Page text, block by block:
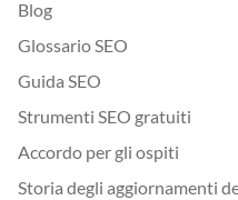
Blog
Glossario SEO
Guida SEO
Strumenti SEO gratuiti
Accordo per gli ospiti
Storia degli aggiornamenti